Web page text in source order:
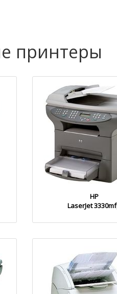
принтеры
HP
LaserJet